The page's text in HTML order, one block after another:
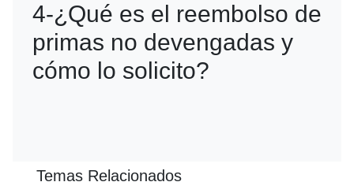
electrónico a tu asesor, en oficinas de
atención al cliente, a través del portal
web o app de ANA Seguros, o llamando
4-¿Qué es el reembolso de
primas no devengadas y
cómo lo solicito?
es el retorno del dinero pagado por
Temas Relacionados